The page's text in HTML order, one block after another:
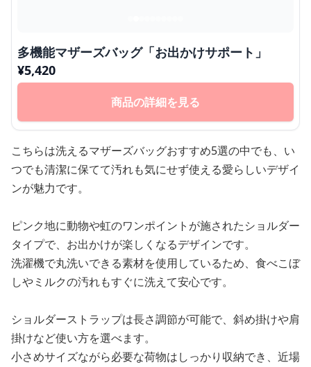
多機能マザーズバッグ「お出かけサポート」
¥5,420
商品の詳細を見る
こちらは洗えるマザーズバッグおすすめ5選の中でも、い
つでも清潔に保てて汚れも気にせず使える愛らしいデザイ
ンが魅力です。
ピンク地に動物や虹のワンポイントが施されたショルダー
タイプで、お出かけが楽しくなるデザインです。
洗濯機で丸洗いできる素材を使用しているため、食べこぼ
しやミルクの汚れもすぐに洗えて安心です。
ショルダーストラップは長さ調節が可能で、斜め掛けや肩
掛けなど使い方を選べます。
小さめサイズながら必要な荷物はしっかり収納でき、近場